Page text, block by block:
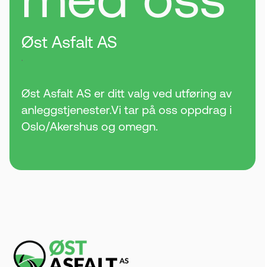
Øst Asfalt AS
.
Øst Asfalt AS er ditt valg ved utføring av
anleggstjenester.Vi tar på oss oppdrag i
Oslo/Akershus og omegn.